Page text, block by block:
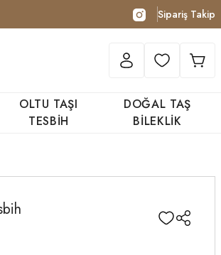
Sipariş Takip
OLTU TAŞI
TESBİH
DOĞAL TAŞ
BİLEKLİK